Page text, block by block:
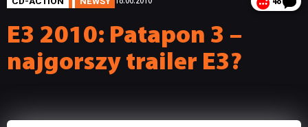
E3 2010: Patapon 3 –
najgorszy trailer E3?